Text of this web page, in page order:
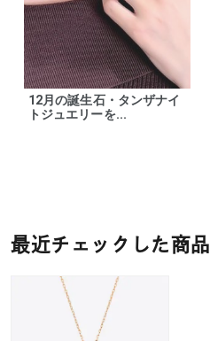
12月の誕生石・タンザナイ
トジュエリーを...
最近チェックした商品